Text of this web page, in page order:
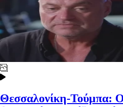
Θεσσαλονίκη-Τούμπα: